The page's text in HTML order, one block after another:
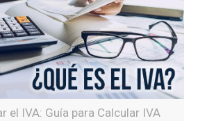
el IVA: Guía para Calcular IVA